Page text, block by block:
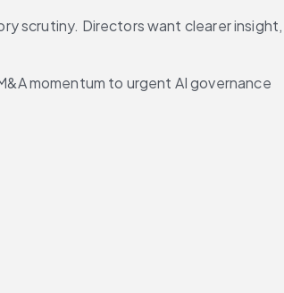
scrutiny. Directors want clearer insight,
momentum to urgent AI governance